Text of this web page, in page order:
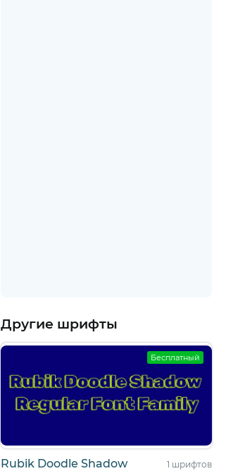
Другие шрифты
Бесплатный
Rubik Doodle Shadow 1 шрифтов